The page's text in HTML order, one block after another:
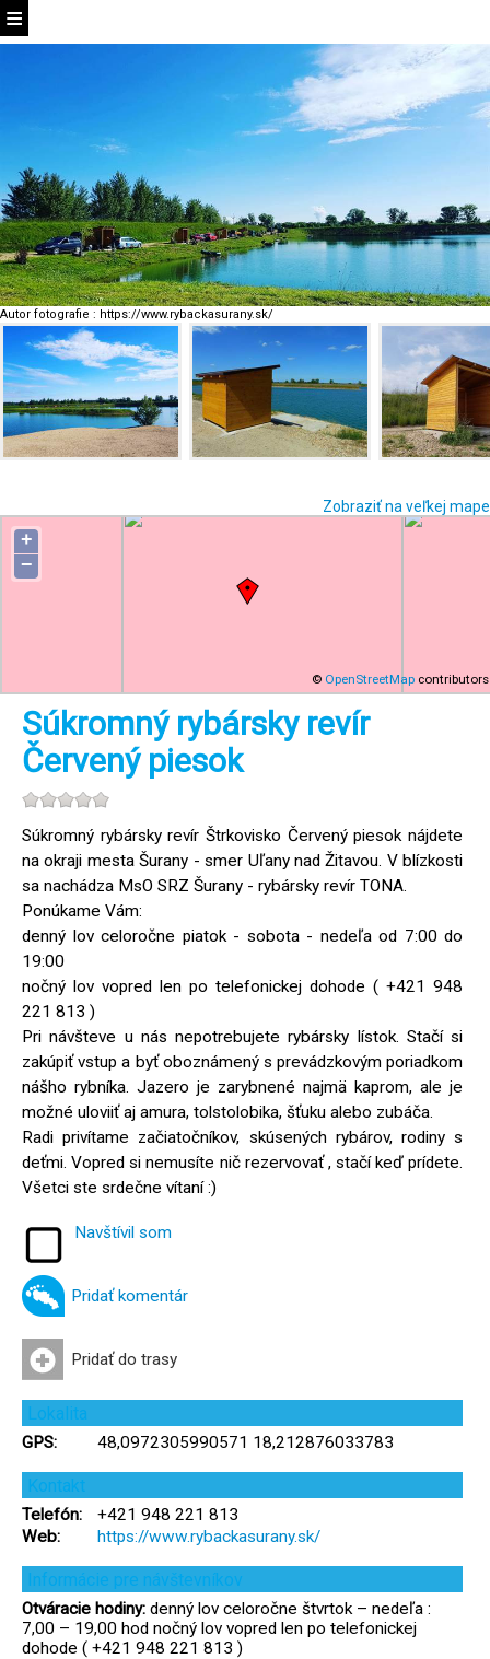
Autor fotografie : https://www.rybackasurany.sk/
Zobraziť na veľkej mape
+
−
© OpenStreetMap contributors
Súkromný rybársky revír
Červený piesok
Súkromný rybársky revír Štrkovisko Červený piesok nájdete
na okraji mesta Šurany - smer Uľany nad Žitavou. V blízkosti
sa nachádza MsO SRZ Šurany - rybársky revír TONA.
Ponúkame Vám:
denný lov celoročne piatok - sobota - nedeľa od 7:00 do
19:00
nočný lov vopred len po telefonickej dohode ( +421 948
221 813 )
Pri návšteve u nás nepotrebujete rybársky lístok. Stačí si
zakúpiť vstup a byť oboznámený s prevádzkovým poriadkom
nášho rybníka. Jazero je zarybnené najmä kaprom, ale je
možné uloviiť aj amura, tolstolobika, šťuku alebo zubáča.
Radi privítame začiatočníkov, skúsených rybárov, rodiny s
deťmi. Vopred si nemusíte nič rezervovať , stačí keď prídete.
Všetci ste srdečne vítaní :)
Navštívil som
Pridať komentár
Pridať do trasy
Lokalita
GPS: 48,0972305990571 18,212876033783
Kontakt
Telefón:
+421 948 221 813
Web:
https://www.rybackasurany.sk/
Informácie pre návštevníkov
Otváracie hodiny: denný lov celoročne štvrtok – nedeľa :
7,00 – 19,00 hod nočný lov vopred len po telefonickej
dohode ( +421 948 221 813 )